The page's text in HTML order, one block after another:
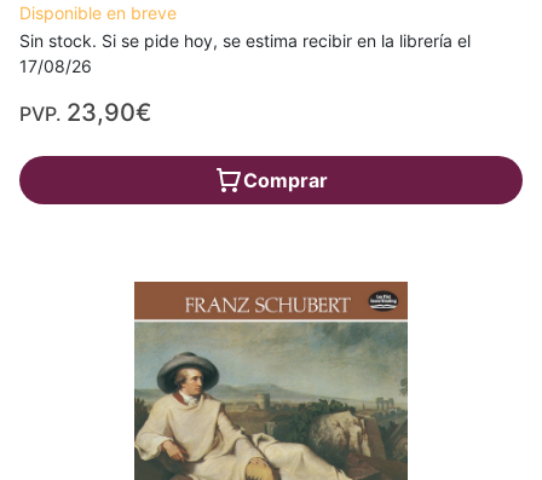
Disponible en breve
Sin stock. Si se pide hoy, se estima recibir en la librería el
17/08/26
PVP. 23,90€
Comprar